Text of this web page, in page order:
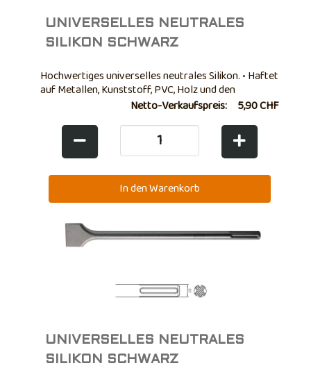
UNIVERSELLES NEUTRALES
SILIKON SCHWARZ
Hochwertiges universelles neutrales Silikon. • Haftet
auf Metallen, Kunststoff, PVC, Holz und den
wichtigsten Baumaterialien. • Beständig gegen
Schimmelbeständigkeit. • Nicht überstreichbar. • ...
Netto-Verkaufspreis: 5,90 CHF
UNIVERSELLES NEUTRALES
SILIKON SCHWARZ